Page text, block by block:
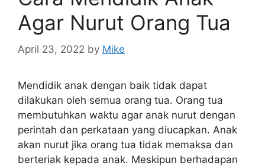
Agar Nurut Orang Tua
April 23, 2022 by Mike
Mendidik anak dengan baik tidak dapat
dilakukan oleh semua orang tua. Orang tua
membutuhkan waktu agar anak nurut dengan
perintah dan perkataan yang diucapkan. Anak
akan nurut jika orang tua tidak memaksa dan
berteriak kepada anak. Meskipun berhadapan